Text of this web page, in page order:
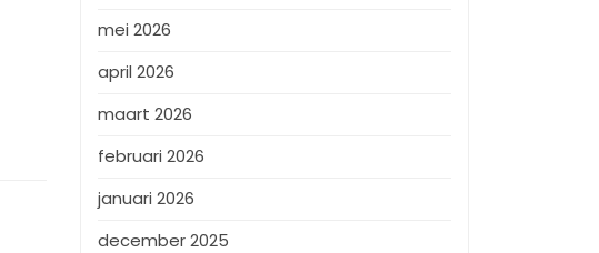
mei 2026
april 2026
maart 2026
februari 2026
januari 2026
december 2025